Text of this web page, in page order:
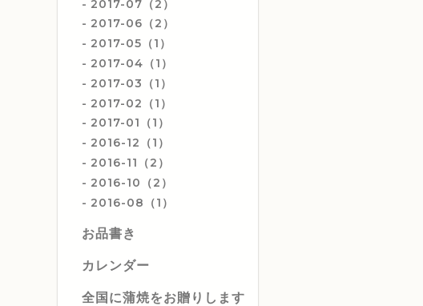
2017-07（2）
2017-06（2）
2017-05（1）
2017-04（1）
2017-03（1）
2017-02（1）
2017-01（1）
2016-12（1）
2016-11（2）
2016-10（2）
2016-08（1）
お品書き
カレンダー
全国に蒲焼をお贈りします